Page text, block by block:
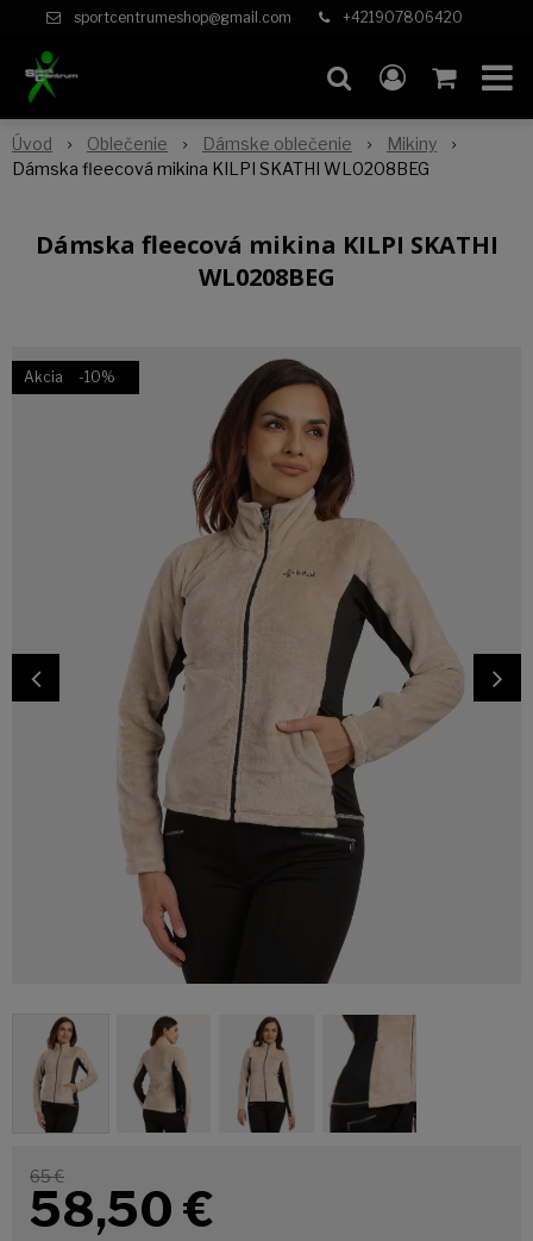
sportcentrumeshop@gmail.com +421907806420
Úvod Oblečenie Dámske oblečenie
Mikiny
Dámska fleecová mikina KILPI SKATHI WL0208BEG
Dámska fleecová mikina KILPI SKATHI
WL0208BEG
Akcia -10%
65 €
58,50 €